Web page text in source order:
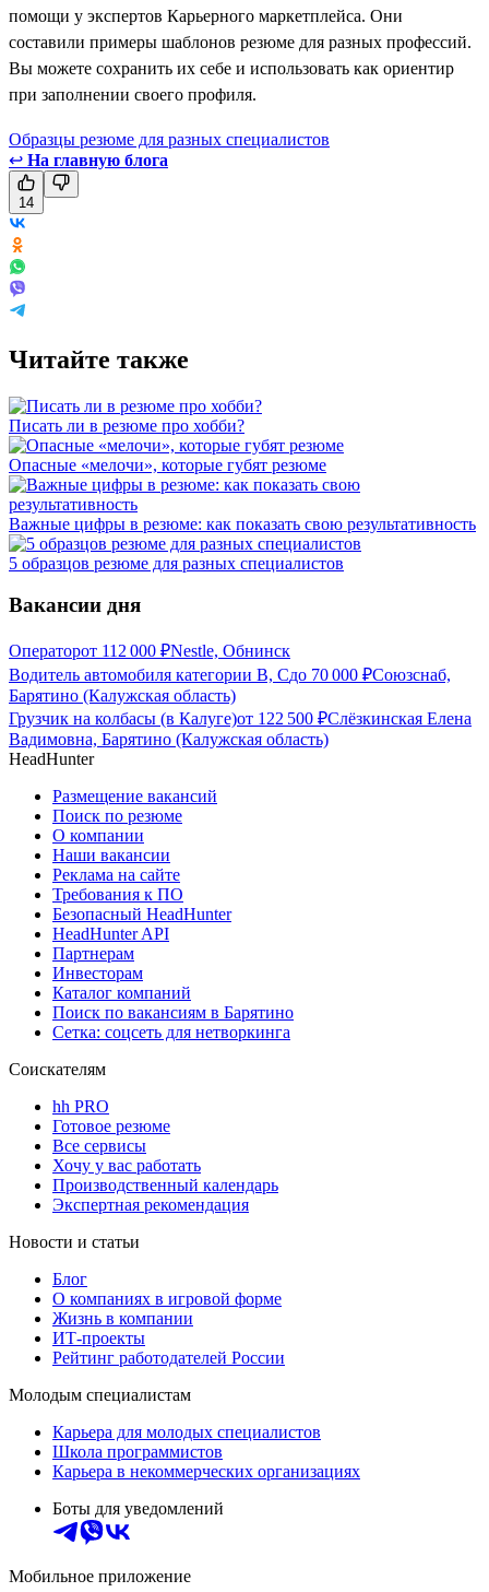
помощи у экспертов Карьерного маркетплейса. Они
составили примеры шаблонов резюме для разных профессий.
Вы можете сохранить их себе и использовать как ориентир
при заполнении своего профиля.
Образцы резюме для разных специалистов
↩ На главную блога
14
Читайте также
Писать ли в резюме про хобби?
Опасные «мелочи», которые губят резюме
Важные цифры в резюме: как показать свою результативность
5 образцов резюме для разных специалистов
Вакансии дня
Операторот 112 000 ₽Nestle, Обнинск
Водитель автомобиля категории В, Сдо 70 000 ₽Союзснаб,
Барятино (Калужская область)
Грузчик на колбасы (в Калуге)от 122 500 ₽Слёзкинская Елена
Вадимовна, Барятино (Калужская область)
HeadHunter
Размещение вакансий
Поиск по резюме
О компании
Наши вакансии
Реклама на сайте
Требования к ПО
Безопасный HeadHunter
HeadHunter API
Партнерам
Инвесторам
Каталог компаний
Поиск по вакансиям в Барятино
Сетка: соцсеть для нетворкинга
Соискателям
hh PRO
Готовое резюме
Все сервисы
Хочу у вас работать
Производственный календарь
Экспертная рекомендация
Новости и статьи
Блог
О компаниях в игровой форме
Жизнь в компании
ИТ-проекты
Рейтинг работодателей России
Молодым специалистам
Карьера для молодых специалистов
Школа программистов
Карьера в некоммерческих организациях
Боты для уведомлений
Мобильное приложение